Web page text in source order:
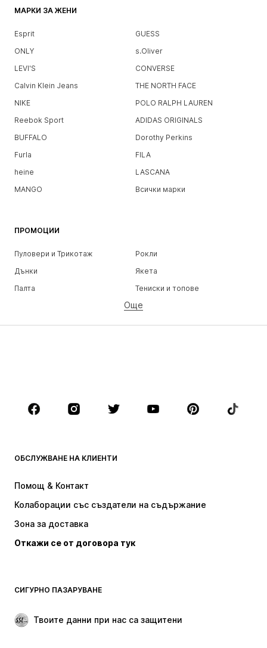
МАРКИ ЗА ЖЕНИ
Esprit
GUESS
ONLY
s.Oliver
LEVI'S
CONVERSE
Calvin Klein Jeans
THE NORTH FACE
NIKE
POLO RALPH LAUREN
Reebok Sport
ADIDAS ORIGINALS
BUFFALO
Dorothy Perkins
Furla
FILA
heine
LASCANA
MANGO
Всички марки
ПРОМОЦИИ
Пуловери и Трикотаж
Рокли
Дънки
Якета
Палта
Тениски и топове
Бельо
Поли
Блузи и туники
Аксесоари
Premium
НОВО
Пуловери и Трикотаж
Бельо
Палта
Поли
Специални Поводи
Още
ОБСЛУЖВАНЕ НА КЛИЕНТИ
Помощ & Контакт
Колаборации със създатели на съдържание
Зона за доставка
Откажи се от договора тук
СИГУРНО ПАЗАРУВАНЕ
Твоите данни при нас са защитени